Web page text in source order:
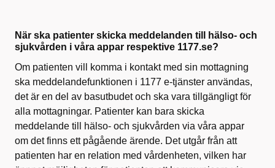
När ska patienter skicka meddelanden till hälso- och
sjukvården i våra appar respektive 1177.se?
Om patienten vill komma i kontakt med sin mottagning
ska meddelandefunktionen i 1177 e-tjänster användas,
det är en del av basutbudet och ska vara tillgängligt för
alla mottagningar. Patienter kan bara skicka
meddelande till hälso- och sjukvården via våra appar
om det finns ett pågående ärende. Det utgår från att
patienten har en relation med vårdenheten, vilken har